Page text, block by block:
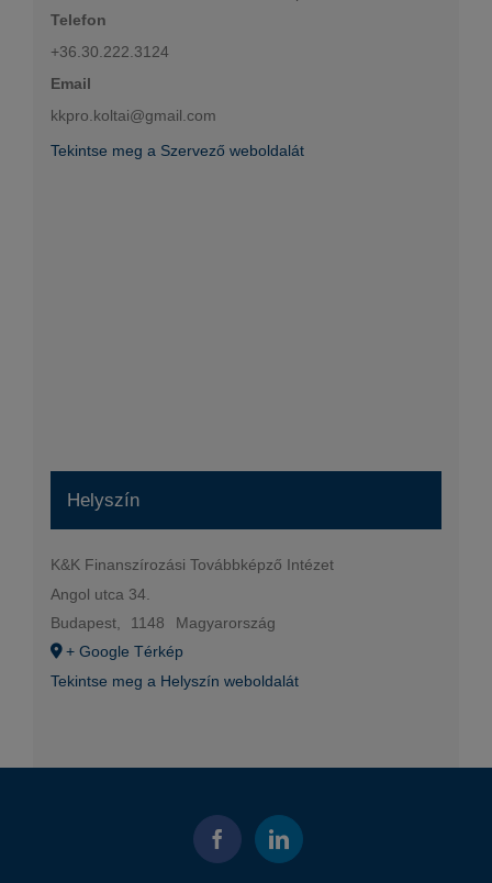
Telefon
+36.30.222.3124
Email
kkpro.koltai@gmail.com
Tekintse meg a Szervező weboldalát
Helyszín
K&K Finanszírozási Továbbképző Intézet
Angol utca 34.
Budapest, 1148
Magyarország
+ Google Térkép
Tekintse meg a Helyszín weboldalát